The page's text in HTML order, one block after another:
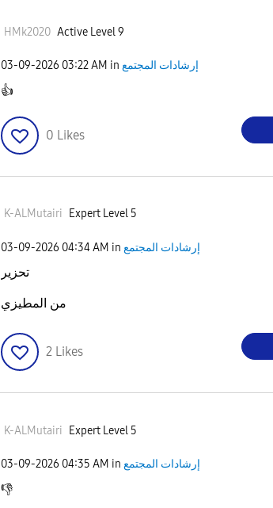
HMk2020 Active Level 9
‎03-09-2026 03:22 AM in إرشادات المجتمع
👍
0 Likes
K-ALMutairi Expert Level 5
‎03-09-2026 04:34 AM in إرشادات المجتمع
تحزير
من المطيزي
2 Likes
K-ALMutairi Expert Level 5
‎03-09-2026 04:35 AM in إرشادات المجتمع
👎